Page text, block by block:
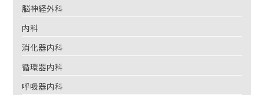
脳神経外科
内科
消化器内科
循環器内科
呼吸器内科